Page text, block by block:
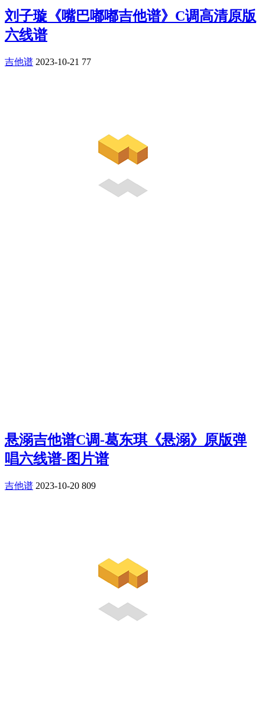
刘子璇《嘴巴嘟嘟吉他谱》C调高清原版
六线谱
吉他谱 2023-10-21 77
悬溺吉他谱C调-葛东琪《悬溺》原版弹
唱六线谱-图片谱
吉他谱 2023-10-20 809